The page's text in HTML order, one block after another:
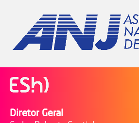
Diretor Geral